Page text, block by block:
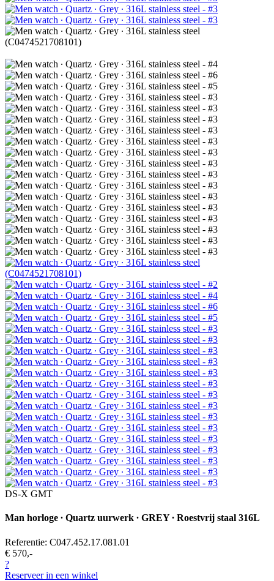
DS-X GMT
Man horloge ∙ Quartz uurwerk ∙ GREY ∙ Roestvrij staal 316L
Referentie: C047.452.17.081.01
€ 570,-
?
Reserveer in een winkel